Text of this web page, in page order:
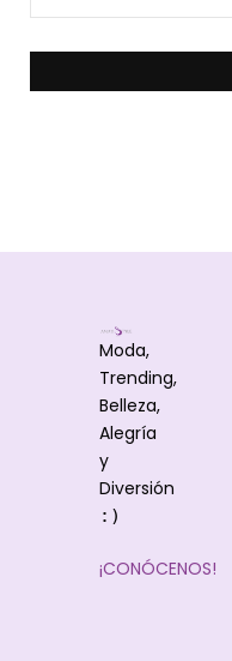
Moda,
Trending,
Belleza,
Alegría
y
Diversión
:)
¡CONÓCENOS!